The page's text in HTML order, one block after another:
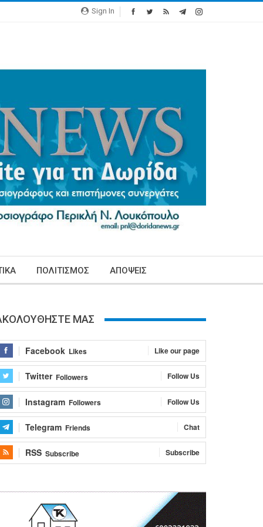
Sign In
ΠΟΛΙΤΙΣΜΟΣ ΑΠΟΨΕΙΣ
ΜΑΣ
Facebook Likes Like our page
Twitter Followers Follow Us
Instagram Followers Follow Us
Telegram Friends Chat
RSS Subscribe Subscribe